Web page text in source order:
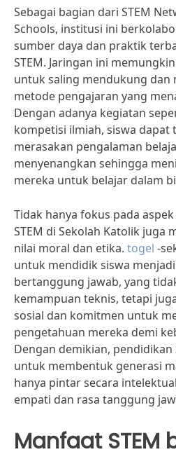
Sebagai bagian dari STEM
Schools, institusi ini
sumber daya dan praktik
STEM. Jaringan ini
untuk saling mendukung dan
metode pengajaran yang
Dengan adanya kegiatan
kompetisi ilmiah, siswa dapat
merasakan pengalaman
menyenangkan sehingga
mereka untuk belajar dalam
Tidak hanya fokus pada
STEM di Sekolah Katolik juga
nilai moral dan etika. togel -
untuk mendidik siswa
bertanggung jawab, yang
kemampuan teknis, tetapi
sosial dan komitmen untuk
pengetahuan mereka demi
Dengan demikian, pendidikan
untuk membentuk generasi
hanya pintar secara
empati dan rasa tanggung
Manfaat STEM